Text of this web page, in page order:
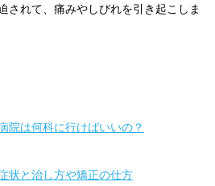
されて、痛みやしびれを引き起こしま
院は何科に行けばいいの？
状と治し方や矯正の仕方